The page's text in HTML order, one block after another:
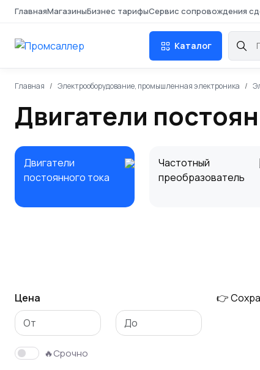
ГлавнаяМагазиныБизнес тарифыСервис сопровождения
Каталог
Главная Электрооборудование, промышленная электроника
Двигатели
Двигатели
постоянного тока
Частотный
преобразователь
Шаговые двигатели
генераторы
Цена
🔥Срочно
👉